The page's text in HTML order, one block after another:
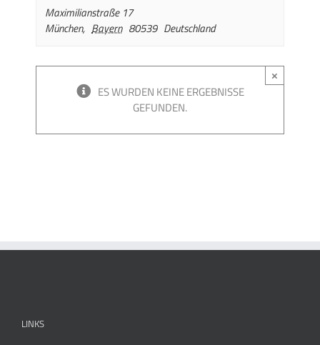
Maximilianstraße 17
München, Bayern 80539 Deutschland
×
ES WURDEN KEINE ERGEBNISSE
GEFUNDEN.
LINKS